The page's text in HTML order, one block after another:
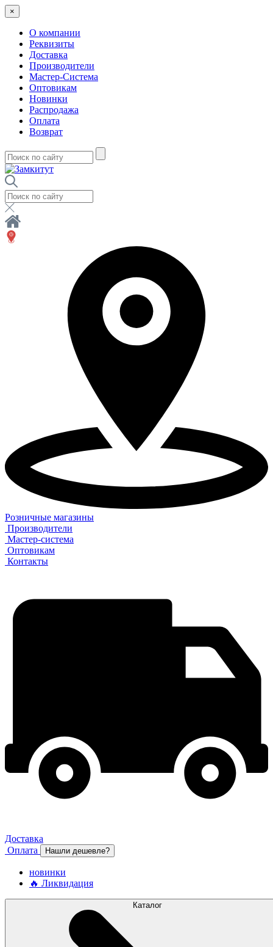
×
О компании
Реквизиты
Доставка
Производители
Мастер-Система
Оптовикам
Новинки
Распродажа
Оплата
Возврат
Розничные магазины
Производители
Мастер-система
Оптовикам
Контакты
Доставка
Оплата
Нашли дешевле?
новинки
🔥 Ликвидация
Каталог